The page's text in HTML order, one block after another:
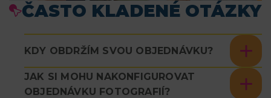
ČASTO KLADENÉ OTÁZKY
KDY OBDRŽÍM SVOU OBJEDNÁVKU?
JAK SI MOHU NAKONFIGUROVAT
OBJEDNÁVKU FOTOGRAFIÍ?